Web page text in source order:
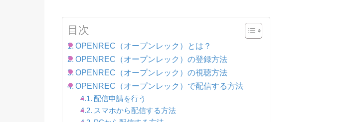
目次
OPENREC（オープンレック）とは？
OPENREC（オープンレック）の登録方法
OPENREC（オープンレック）の視聴方法
OPENREC（オープンレック）で配信する方法
配信申請を行う
スマホから配信する方法